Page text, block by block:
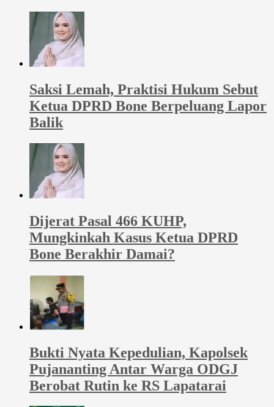
Saksi Lemah, Praktisi Hukum Sebut
Ketua DPRD Bone Berpeluang Lapor
Balik
Dijerat Pasal 466 KUHP,
Mungkinkah Kasus Ketua DPRD
Bone Berakhir Damai?
Bukti Nyata Kepedulian, Kapolsek
Pujananting Antar Warga ODGJ
Berobat Rutin ke RS Lapatarai